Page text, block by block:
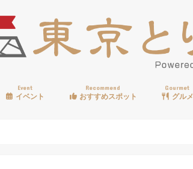
Event
イベント
Recommend
おすすめスポット
Gourmet
グルメ